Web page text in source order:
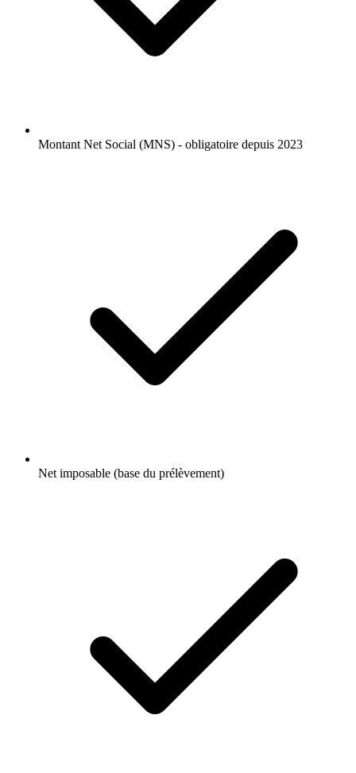
Montant Net Social (MNS) - obligatoire depuis 2023
Net imposable (base du prélèvement)